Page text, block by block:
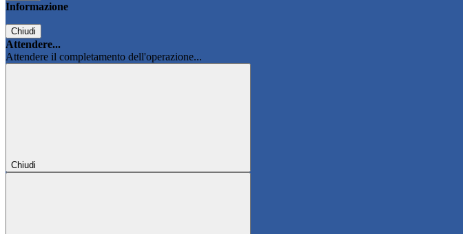
Informazione
Chiudi
Attendere...
Attendere il completamento dell'operazione...
Chiudi